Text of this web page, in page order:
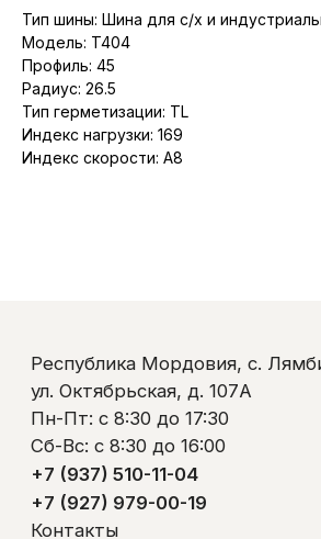
Тип шины: Шина для с/х и
Модель: T404
Профиль: 45
Радиус: 26.5
Тип герметизации: TL
Индекс нагрузки: 169
Индекс скорости: A8
Контакты
Полезно знать
Оплата и доставка
Обмен и возврат
ул. Октябрьская, д. 107А
Пн-Пт: с 8:30 до 17:30
Сб-Вс: с 8:30 до 16:00
+7 (937) 510-11-04
+7 (927) 979-00-19